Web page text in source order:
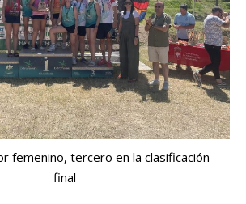
femenino, tercero en la clasificación
final